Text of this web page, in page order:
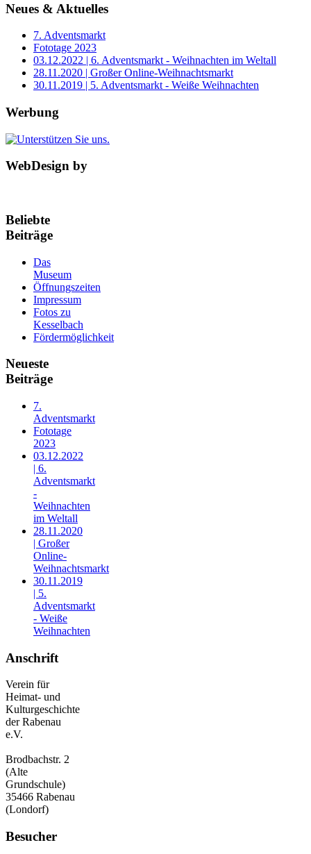
Neues & Aktuelles
7. Adventsmarkt
Fototage 2023
03.12.2022 | 6. Adventsmarkt - Weihnachten im Weltall
28.11.2020 | Großer Online-Weihnachtsmarkt
30.11.2019 | 5. Adventsmarkt - Weiße Weihnachten
Werbung
WebDesign by
Beliebte
Beiträge
Das
Museum
Öffnungszeiten
Impressum
Fotos zu
Kesselbach
Fördermöglichkeit
Neueste
Beiträge
7.
Adventsmarkt
Fototage
2023
03.12.2022
| 6.
Adventsmarkt
-
Weihnachten
im Weltall
28.11.2020
| Großer
Online-
Weihnachtsmarkt
30.11.2019
| 5.
Adventsmarkt
- Weiße
Weihnachten
Anschrift
Verein für
Heimat- und
Kulturgeschichte
der Rabenau
e.V.
Brodbachstr. 2
(Alte
Grundschule)
35466 Rabenau
(Londorf)
Besucher